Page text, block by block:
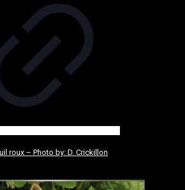
roux – Photo by: D. Crickillon